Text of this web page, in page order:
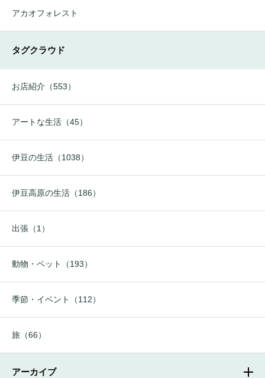
アカオフォレスト
タグクラウド
お店紹介（553）
アートな生活（45）
伊豆の生活（1038）
伊豆高原の生活（186）
出張（1）
動物・ペット（193）
季節・イベント（112）
旅（66）
アーカイブ